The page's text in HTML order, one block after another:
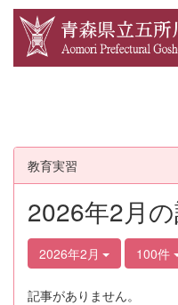
教育実習
2026年2月
2026年2月 100件
記事がありません。